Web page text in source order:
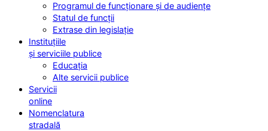
Programul de funcționare și de audiențe
Statul de funcții
Extrase din legislație
Instituțiile
și serviciile publice
Educația
Alte servicii publice
Servicii
online
Nomenclatura
stradală